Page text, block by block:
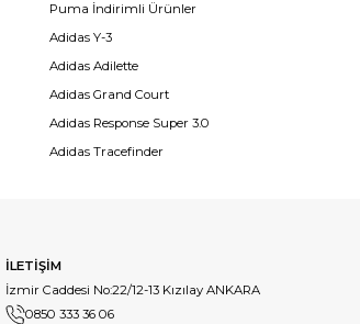
Puma İndirimli Ürünler
Adidas Y-3
Adidas Adilette
Adidas Grand Court
Adidas Response Super 3.0
Adidas Tracefinder
İLETİŞİM
İzmir Caddesi No:22/12-13 Kızılay ANKARA
0850 333 36 06